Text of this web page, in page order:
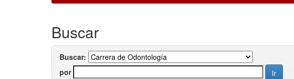
Buscar
Buscar:
por